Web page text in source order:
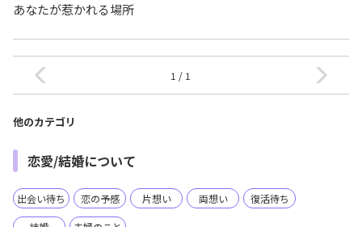
あなたが惹かれる場所
1 / 1
他のカテゴリ
恋愛/結婚について
出会い待ち 恋の予感 片想い 両想い 復活待ち